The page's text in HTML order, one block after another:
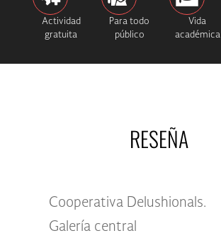
Actividad
gratuita
Para todo
público
Vida
académica
RESEÑA
Cooperativa Delushionals.
Galería central